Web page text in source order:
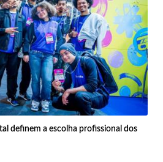
definem a escolha profissional dos